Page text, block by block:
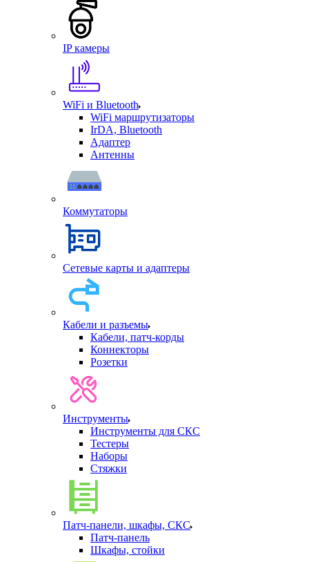
IP камеры
WiFi и Bluetooth
WiFi маршрутизаторы
IrDA, Bluetooth
Адаптер
Антенны
Коммутаторы
Сетевые карты и адаптеры
Кабели и разъемы
Кабели, патч-корды
Коннекторы
Розетки
Инструменты
Инструменты для СКС
Тестеры
Наборы
Стяжки
Патч-панели, шкафы, СКС
Патч-панель
Шкафы, стойки